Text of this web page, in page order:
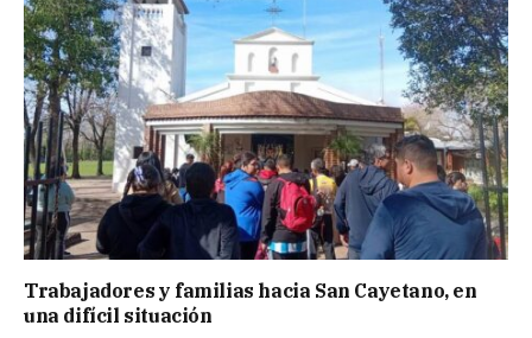
Trabajadores y familias hacia San Cayetano, en
una difícil situación